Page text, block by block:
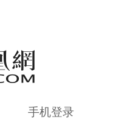
手机登录